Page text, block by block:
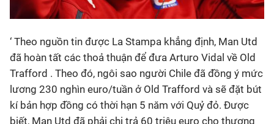
‘ Theo nguồn tin được La Stampa khẳng định, Man Utd
đã hoàn tất các thoả thuận để đưa Arturo Vidal về Old
Trafford . Theo đó, ngôi sao người Chile đã đồng ý mức
lương 230 nghìn euro/tuần ở Old Trafford và sẽ đặt bút
kí bản hợp đồng có thời hạn 5 năm với Quỷ đỏ. Được
biết, Man Utd đã phải chi trả 60 triệu euro cho thương